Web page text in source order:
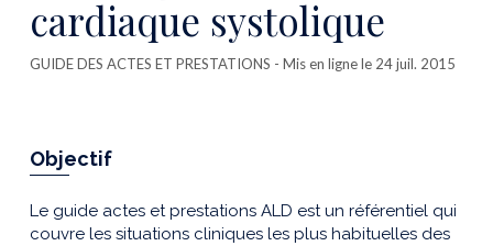
cardiaque systolique
GUIDE DES ACTES ET PRESTATIONS - Mis en ligne le 24 juil. 2015
Objectif
Le guide actes et prestations ALD est un référentiel qui
couvre les situations cliniques les plus habituelles des